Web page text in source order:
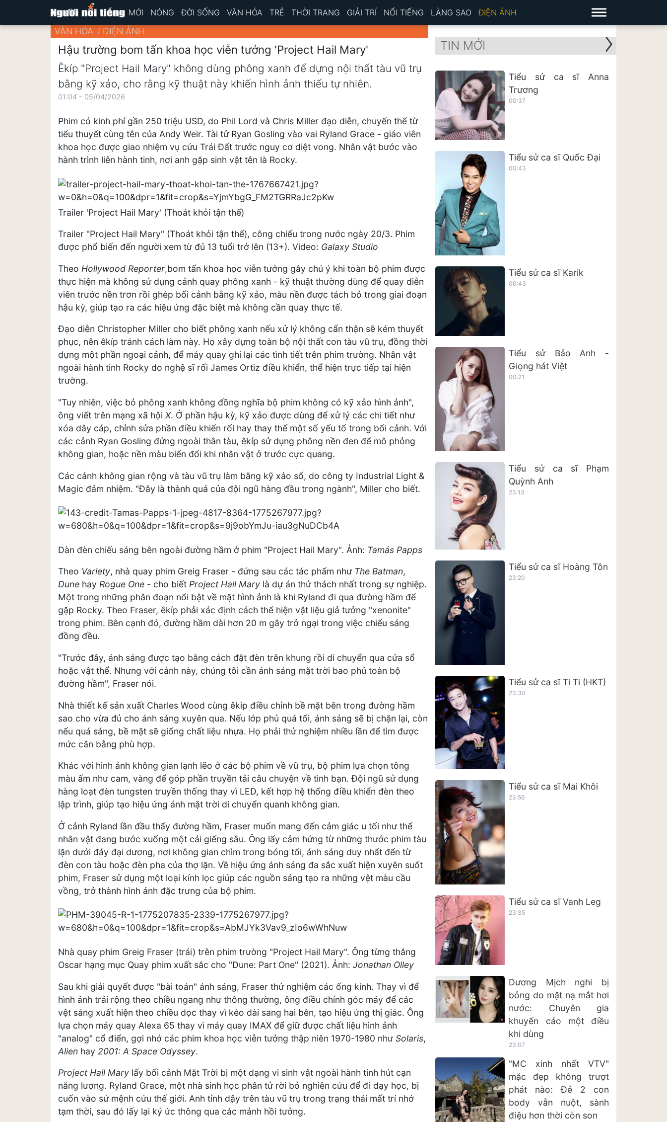
MỚI NÓNG ĐỜI SỐNG VĂN HÓA TRẺ THỜI TRANG GIẢI TRÍ NỔI TIẾNG LÀNG SAO ĐIỆN ẢNH
VĂN HÓA ĐIỆN ẢNH
Hậu trường bom tấn khoa học viễn tưởng 'Project Hail Mary'
Êkíp "Project Hail Mary" không dùng phông xanh để dựng nội thất tàu vũ trụ
bằng kỹ xảo, cho rằng kỹ thuật này khiến hình ảnh thiếu tự nhiên.
01:04 - 05/04/2026
Phim có kinh phí gần 250 triệu USD, do Phil Lord và Chris Miller đạo diễn, chuyển thể từ
tiểu thuyết cùng tên của Andy Weir. Tài tử Ryan Gosling vào vai Ryland Grace - giáo viên
khoa học được giao nhiệm vụ cứu Trái Đất trước nguy cơ diệt vong. Nhân vật bước vào
hành trình liên hành tinh, nơi anh gặp sinh vật tên là Rocky.
Trailer 'Project Hail Mary' (Thoát khỏi tận thế)
Trailer "Project Hail Mary" (Thoát khỏi tận thế), công chiếu trong nước ngày 20/3. Phim
được phổ biến đến người xem từ đủ 13 tuổi trở lên (13+). Video: Galaxy Studio
Theo Hollywood Reporter,bom tấn khoa học viễn tưởng gây chú ý khi toàn bộ phim được
thực hiện mà không sử dụng cảnh quay phông xanh - kỹ thuật thường dùng để quay diễn
viên trước nền trơn rồi ghép bối cảnh bằng kỹ xảo, màu nền được tách bỏ trong giai đoạn
hậu kỳ, giúp tạo ra các hiệu ứng đặc biệt mà không cần quay thực tế.
Đạo diễn Christopher Miller cho biết phông xanh nếu xử lý không cẩn thận sẽ kém thuyết
phục, nên êkíp tránh cách làm này. Họ xây dựng toàn bộ nội thất con tàu vũ trụ, đồng thời
dựng một phần ngoại cảnh, để máy quay ghi lại các tình tiết trên phim trường. Nhân vật
ngoài hành tinh Rocky do nghệ sĩ rối James Ortiz điều khiển, thể hiện trực tiếp tại hiện
trường.
"Tuy nhiên, việc bỏ phông xanh không đồng nghĩa bộ phim không có kỹ xảo hình ảnh",
ông viết trên mạng xã hội X. Ở phần hậu kỳ, kỹ xảo được dùng để xử lý các chi tiết như
xóa dây cáp, chỉnh sửa phần điều khiển rối hay thay thế một số yếu tố trong bối cảnh. Với
các cảnh Ryan Gosling đứng ngoài thân tàu, êkíp sử dụng phông nền đen để mô phỏng
không gian, hoặc nền màu biến đổi khi nhân vật ở trước cực quang.
Các cảnh không gian rộng và tàu vũ trụ làm bằng kỹ xảo số, do công ty Industrial Light &
Magic đảm nhiệm. "Đây là thành quả của đội ngũ hàng đầu trong ngành", Miller cho biết.
Dàn đèn chiếu sáng bên ngoài đường hầm ở phim "Project Hail Mary". Ảnh: Tamás Papps
Theo Variety, nhà quay phim Greig Fraser - đứng sau các tác phẩm như The Batman,
Dune hay Rogue One - cho biết Project Hail Mary là dự án thử thách nhất trong sự nghiệp.
Một trong những phân đoạn nổi bật về mặt hình ảnh là khi Ryland đi qua đường hầm để
gặp Rocky. Theo Fraser, êkíp phải xác định cách thể hiện vật liệu giả tưởng "xenonite"
trong phim. Bên cạnh đó, đường hầm dài hơn 20 m gây trở ngại trong việc chiếu sáng
đồng đều.
"Trước đây, ánh sáng được tạo bằng cách đặt đèn trên khung rồi di chuyển qua cửa sổ
hoặc vật thể. Nhưng với cảnh này, chúng tôi cần ánh sáng mặt trời bao phủ toàn bộ
đường hầm", Fraser nói.
Nhà thiết kế sản xuất Charles Wood cùng êkíp điều chỉnh bề mặt bên trong đường hầm
sao cho vừa đủ cho ánh sáng xuyên qua. Nếu lớp phủ quá tối, ánh sáng sẽ bị chặn lại, còn
nếu quá sáng, bề mặt sẽ giống chất liệu nhựa. Họ phải thử nghiệm nhiều lần để tìm được
mức cân bằng phù hợp.
Khác với hình ảnh không gian lạnh lẽo ở các bộ phim về vũ trụ, bộ phim lựa chọn tông
màu ấm như cam, vàng để góp phần truyền tải câu chuyện về tình bạn. Đội ngũ sử dụng
hàng loạt đèn tungsten truyền thống thay vì LED, kết hợp hệ thống điều khiển đèn theo
lập trình, giúp tạo hiệu ứng ánh mặt trời di chuyển quanh không gian.
Ở cảnh Ryland lần đầu thấy đường hầm, Fraser muốn mang đến cảm giác u tối như thể
nhân vật đang bước xuống một cái giếng sâu. Ông lấy cảm hứng từ những thước phim tàu
lặn dưới đáy đại dương, nơi không gian chìm trong bóng tối, ánh sáng duy nhất đến từ
đèn con tàu hoặc đèn pha của thợ lặn. Về hiệu ứng ánh sáng đa sắc xuất hiện xuyên suốt
phim, Fraser sử dụng một loại kính lọc giúp các nguồn sáng tạo ra những vệt màu cầu
vồng, trở thành hình ảnh đặc trưng của bộ phim.
Nhà quay phim Greig Fraser (trái) trên phim trường "Project Hail Mary". Ông từng thắng
Oscar hạng mục Quay phim xuất sắc cho "Dune: Part One" (2021). Ảnh: Jonathan Olley
Sau khi giải quyết được "bài toán" ánh sáng, Fraser thử nghiệm các ống kính. Thay vì để
hình ảnh trải rộng theo chiều ngang như thông thường, ông điều chỉnh góc máy để các
vệt sáng xuất hiện theo chiều dọc thay vì kéo dài sang hai bên, tạo hiệu ứng thị giác. Ông
lựa chọn máy quay Alexa 65 thay vì máy quay IMAX để giữ được chất liệu hình ảnh
"analog" cổ điển, gợi nhớ các phim khoa học viễn tưởng thập niên 1970-1980 nhưSolaris,
Alien hay 2001: A Space Odyssey.
Project Hail Mary lấy bối cảnh Mặt Trời bị một dạng vi sinh vật ngoài hành tinh hút cạn
năng lượng. Ryland Grace, một nhà sinh học phân tử rời bỏ nghiên cứu để đi dạy học, bị
cuốn vào sứ mệnh cứu thế giới. Anh tỉnh dậy trên tàu vũ trụ trong trạng thái mất trí nhớ
tạm thời, sau đó lấy lại ký ức thông qua các mảnh hồi tưởng.
TIN MỚI
Tiểu sử ca sĩ Anna
Trương
00:37
Tiểu sử ca sĩ Quốc Đại
00:43
Tiểu sử ca sĩ Karik
00:43
Tiểu sử Bảo Anh -
Giọng hát Việt
00:21
Tiểu sử ca sĩ Phạm
Quỳnh Anh
23:13
Tiểu sử ca sĩ Hoàng Tôn
23:20
Tiểu sử ca sĩ Ti Ti (HKT)
23:30
Tiểu sử ca sĩ Mai Khôi
23:56
Tiểu sử ca sĩ Vanh Leg
23:35
Dương Mịch nghi bị
bỏng do mặt nạ mắt hơi
nước: Chuyên gia
khuyến cáo một điều
khi dùng
23:07
"MC xinh nhất VTV"
mặc đẹp không trượt
phát nào: Đẻ 2 con
body vẫn nuột, sành
điệu hơn thời còn son